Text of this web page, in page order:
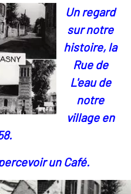
Un regard
sur notre
histoire, la
Rue de
L'eau de
notre
village en
un Café.